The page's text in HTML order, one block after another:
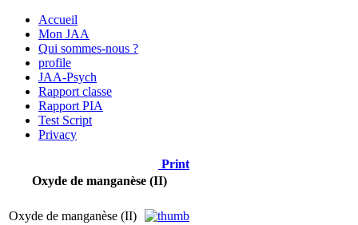
Accueil
Mon JAA
Qui sommes-nous ?
profile
JAA-Psych
Rapport classe
Rapport PIA
Test Script
Privacy
Print
Oxyde de manganèse (II)
Oxyde de manganèse (II)